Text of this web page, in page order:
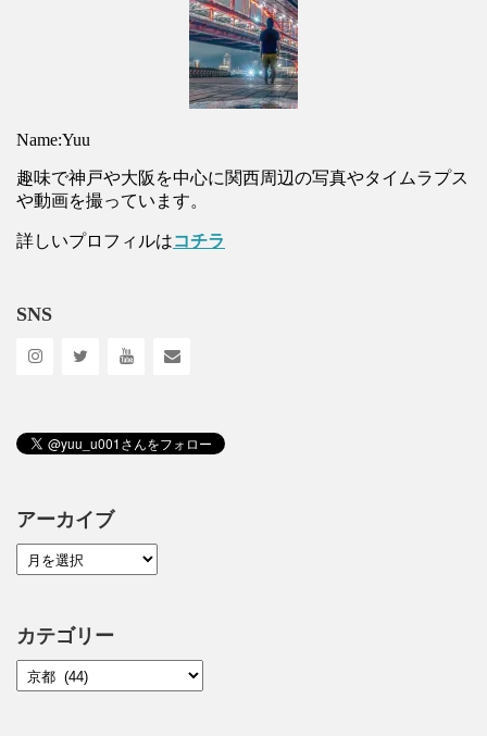
Name:Yuu
趣味で神戸や大阪を中心に関西周辺の写真やタイムラプス
や動画を撮っています。
詳しいプロフィルはコチラ
SNS
アーカイブ
カテゴリー